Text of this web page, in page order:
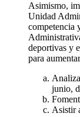
Asimismo,
Unidad
competencia
deportivas y
para
junio,
Asistir